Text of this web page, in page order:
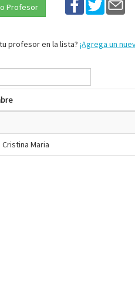
Profesor
profesor en la lista? ¡Agrega un
Cristina Maria